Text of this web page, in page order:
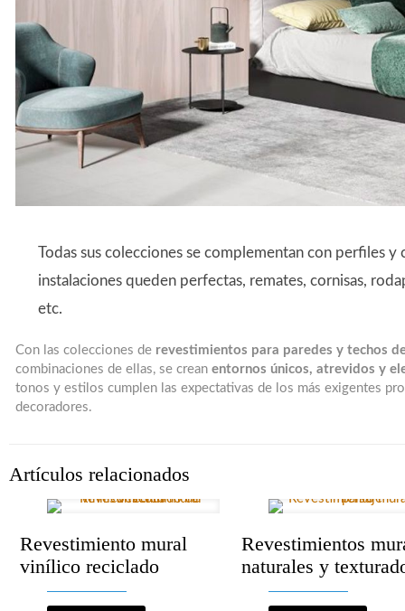
Todas sus colecciones se complementan con perfiles
instalaciones queden perfectas, remates, cornisas,
etc.
Con las colecciones de revestimientos para paredes y techos
combinaciones de ellas, se creanentornos únicos, atrevidos y
tonos y estilos cumplen las expectativas de los más exigentes
decoradores.
Artículos relacionados
Revestimiento mural
vinílico reciclado
Revestimientos
naturales y